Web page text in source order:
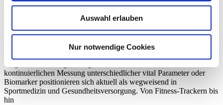
Auswahl erlauben
Nur notwendige Cookies
Tragbare Technologien, sogenannte „Wearables“, zur
kontinuierlichen Messung unterschiedlicher vital Parameter oder
Biomarker positionieren sich aktuell als wegweisend in
Sportmedizin und Gesundheitsversorgung. Von Fitness-Trackern bis
hin